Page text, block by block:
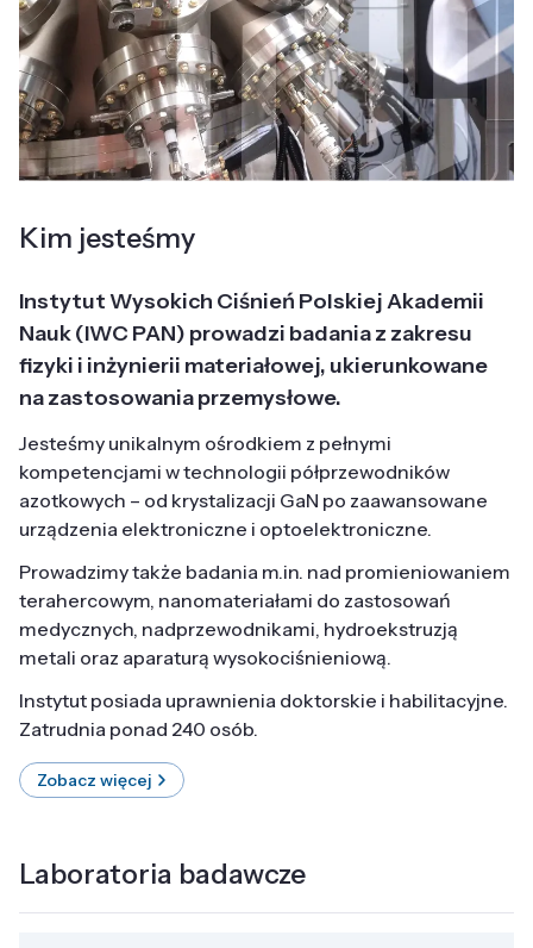
Kim jesteśmy
Instytut Wysokich Ciśnień Polskiej Akademii
Nauk (IWC PAN) prowadzi badania z zakresu
fizyki i inżynierii materiałowej, ukierunkowane
na zastosowania przemysłowe.
Jesteśmy unikalnym ośrodkiem z pełnymi
kompetencjami w technologii półprzewodników
azotkowych – od krystalizacji GaN po zaawansowane
urządzenia elektroniczne i optoelektroniczne.
Prowadzimy także badania m.in. nad promieniowaniem
terahercowym, nanomateriałami do zastosowań
medycznych, nadprzewodnikami, hydroekstruzją
metali oraz aparaturą wysokociśnieniową.
Instytut posiada uprawnienia doktorskie i habilitacyjne.
Zatrudnia ponad 240 osób.
Zobacz więcej
Laboratoria badawcze